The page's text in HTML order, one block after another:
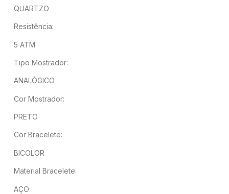
QUARTZO
Resistência:
5 ATM
Tipo Mostrador:
ANALÓGICO
Cor Mostrador:
PRETO
Cor Bracelete:
BICOLOR
Material Bracelete:
AÇO